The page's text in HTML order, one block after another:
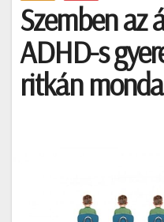
Szemben az
ADHD-s
ritkán